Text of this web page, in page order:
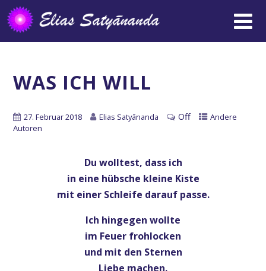
WAS ICH WILL
27. Februar 2018 Elias Satyānanda Off
Andere
Autoren
Du wolltest, dass ich
in eine hübsche kleine Kiste
mit einer Schleife darauf passe.
Ich hingegen wollte
im Feuer frohlocken
und mit den Sternen
Liebe machen.